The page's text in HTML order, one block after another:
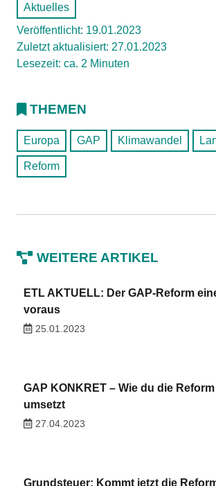
Aktuelles
Veröffentlicht: 19.01.2023
Zuletzt aktualisiert: 27.01.2023
Lesezeit: ca. 2 Minuten
THEMEN
Europa GAP Klimawandel
Reform
WEITERE ARTIKEL
ETL AKTUELL: Der GAP-Reform
voraus
25.01.2023
GAP KONKRET – Wie du die
umsetzt
27.04.2023
Grundsteuer: Kommt jetzt die